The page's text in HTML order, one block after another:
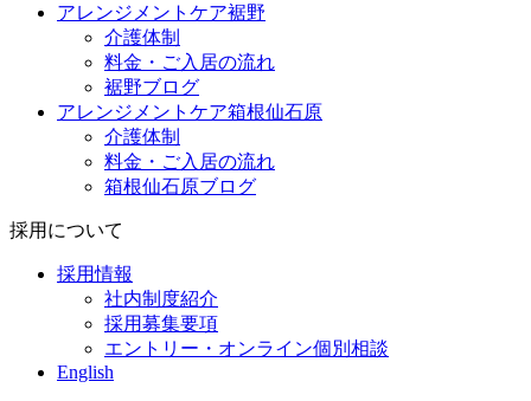
アレンジメントケア裾野
介護体制
料金・ご入居の流れ
裾野ブログ
アレンジメントケア箱根仙石原
介護体制
料金・ご入居の流れ
箱根仙石原ブログ
採用について
採用情報
社内制度紹介
採用募集要項
エントリー・オンライン個別相談
English